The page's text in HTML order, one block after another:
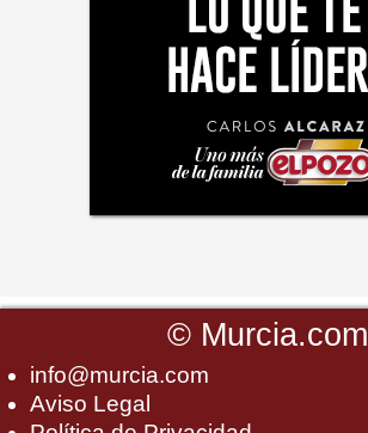
© Murcia.com
info@murcia.com
Aviso Legal